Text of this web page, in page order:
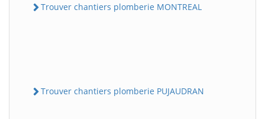
Trouver chantiers plomberie MONTREAL
Trouver chantiers plomberie PUJAUDRAN